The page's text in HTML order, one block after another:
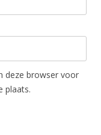
deze browser voor
plaats.